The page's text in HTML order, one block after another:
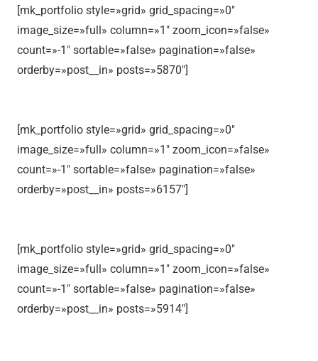
[mk_portfolio style=»grid» grid_spacing=»0″
image_size=»full» column=»1″ zoom_icon=»false»
count=»-1″ sortable=»false» pagination=»false»
orderby=»post__in» posts=»5870″]
[mk_portfolio style=»grid» grid_spacing=»0″
image_size=»full» column=»1″ zoom_icon=»false»
count=»-1″ sortable=»false» pagination=»false»
orderby=»post__in» posts=»6157″]
[mk_portfolio style=»grid» grid_spacing=»0″
image_size=»full» column=»1″ zoom_icon=»false»
count=»-1″ sortable=»false» pagination=»false»
orderby=»post__in» posts=»5914″]